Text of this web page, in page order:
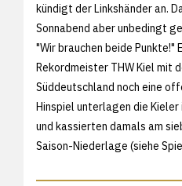
kündigt der Linkshänder an.
Sonnabend aber unbedingt
"Wir brauchen beide Punkte!"
Rekordmeister THW Kiel mit
Süddeutschland noch eine
Hinspiel unterlagen die
und kassierten damals am
Saison-Niederlage (siehe